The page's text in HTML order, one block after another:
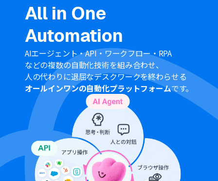
ファイル名などを任意で設定できます。
■注意事項
OneDrive、PDF.coのそれぞれとYoomを連携してくださ
い。
Microsoft365（旧Office365）には、家庭向けプランと一
般法人向けプラン（Microsoft365 Business）があり、一
般法人向けプランに加入していない場合には認証に失敗
する可能性があります。
トリガーは5分、10分、15分、30分、60分の間隔で起動
間隔を選択できます。
プランによって最短の起動間隔が異なりますので、ご注意
ください。
ダウンロード可能なファイル容量は最大300MBまでで
す。アプリの仕様によっては300MB未満になる可能性が
あるので、ご注意ください。
トリガー、各オペレーションでの取り扱い可能なファイ
ル容量の詳細は「ファイルの容量制限について
」をご参
照ください。
All in One
Automation
AIエージェント・API・ワークフロー・RPA
などの複数の自動化技術を組み合わせ、
人の代わりに退屈なデスクワークを終わらせる
オールインワンの自動化プラットフォームです。